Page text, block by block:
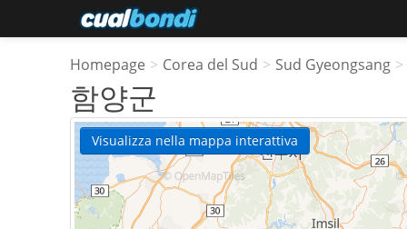
Homepage > Corea del Sud > Sud Gyeongsang >
함양군
Visualizza nella mappa interattiva